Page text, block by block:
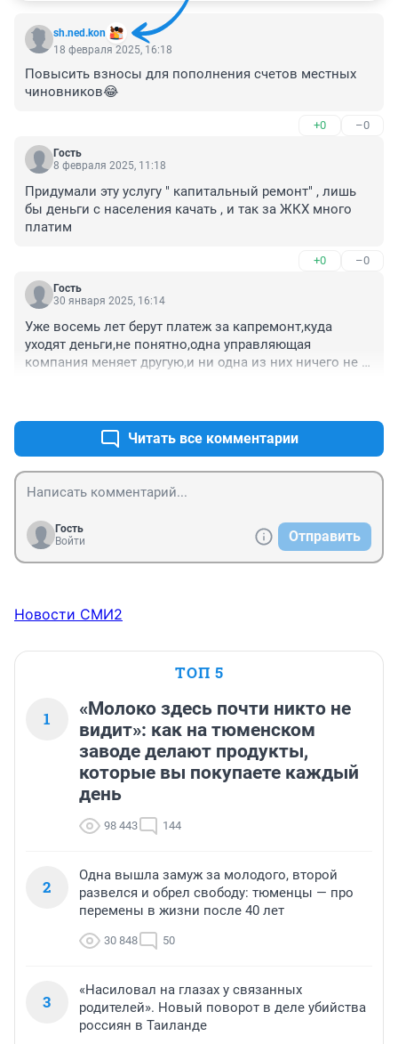
sh.ned.kon
18 февраля 2025, 16:18
Повысить взносы для пополнения счетов местных
чиновников😂
+0 –0
Гость
8 февраля 2025, 11:18
Придумали эту услугу " капитальный ремонт" , лишь
бы деньги с населения качать , и так за ЖКХ много
платим
+0 –0
Гость
30 января 2025, 16:14
Уже восемь лет берут платеж за капремонт,куда
уходят деньги,не понятно,одна управляющая
компания меняет другую,и ни одна из них ничего не
ежегодно протекает в зимний период, и не надо было
бы платить финансовой прослойке,под
названием,"Управляющая компания".которая не
понятно чем управляет.
Читать все комментарии
Гость
Войти
Отправить
Новости СМИ2
ТОП 5
1
«Молоко здесь почти никто не
видит»: как на тюменском
заводе делают продукты,
которые вы покупаете каждый
день
98 443 144
2
Одна вышла замуж за молодого, второй
развелся и обрел свободу: тюменцы — про
перемены в жизни после 40 лет
30 848 50
3
«Насиловал на глазах у связанных
родителей». Новый поворот в деле убийства
россиян в Таиланде